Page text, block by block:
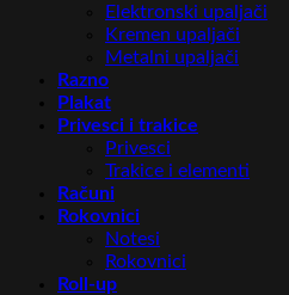
Elektronski upaljači
Kremen upaljači
Metalni upaljači
Razno
Plakat
Privesci i trakice
Privesci
Trakice i elementi
Računi
Rokovnici
Notesi
Rokovnici
Roll-up